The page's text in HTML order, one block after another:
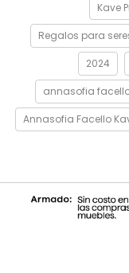
Kave
Regalos para
2024
annasofia
Annasofia Facello